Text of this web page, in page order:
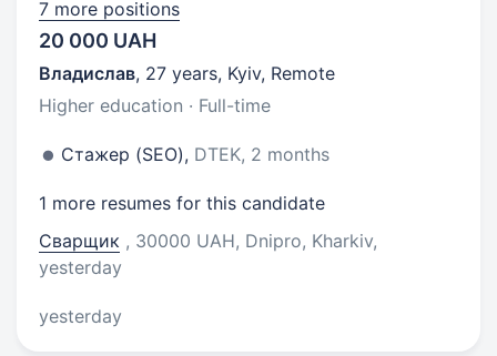
7 more positions
20 000 UAH
Владислав, 27 years, Kyiv, Remote
Higher education · Full-time
Стажер (SEO), DTEK, 2 months
1 more resumes for this candidate
Сварщик , 30000 UAH, Dnipro, Kharkiv,
yesterday
yesterday